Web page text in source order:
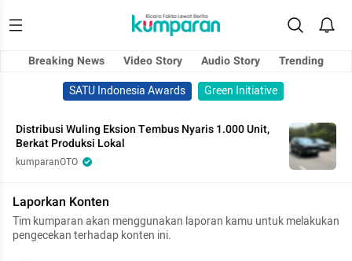
Breaking News Video Story Audio Story
Trending
SATU Indonesia Awards
Green Initiative
Distribusi Wuling Eksion Tembus Nyaris 1.000 Unit,
Berkat Produksi Lokal
kumparanOTO
Laporkan Konten
Tim kumparan akan menggunakan laporan kamu untuk melakukan
pengecekan terhadap konten ini.